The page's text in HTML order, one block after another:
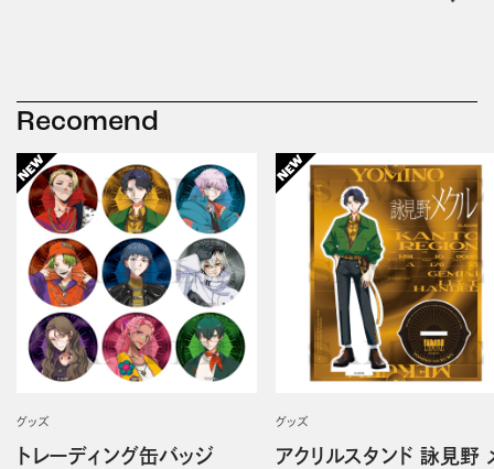
Recomend
グッズ
トレーディング缶バッジ
グッズ
アクリルスタンド 詠見野